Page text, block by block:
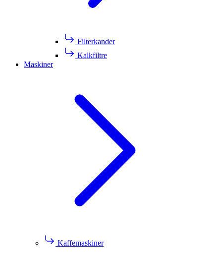
Filterkander
Kalkfiltre
Maskiner
Kaffemaskiner